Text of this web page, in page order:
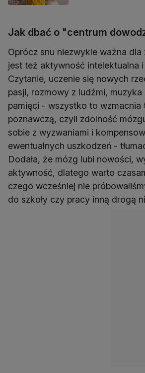
Jak dbać o "centrum
Oprócz snu niezwykle ważna dla
jest też aktywność intelektualna i
Czytanie, uczenie się nowych
pasji, rozmowy z ludźmi,
pamięci - wszystko to wzmacnia
poznawczą, czyli zdolność
sobie z wyzwaniami i
ewentualnych uszkodzeń -
Dodała, że mózg lubi nowości,
aktywność, dlatego warto
czego wcześniej nie
do szkoły czy pracy inną drogą